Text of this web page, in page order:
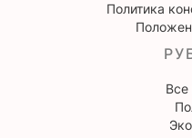
Политика
Все